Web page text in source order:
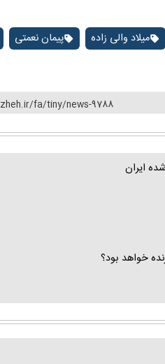
میلاد والی زاده پیمان نعمتی
fa/tiny/news-9788
ایران